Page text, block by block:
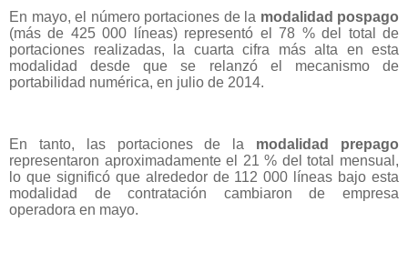
En mayo, el número portaciones de la modalidad pospago
(más de 425 000 líneas) representó el 78 % del total de
portaciones realizadas, la cuarta cifra más alta en esta
modalidad desde que se relanzó el mecanismo de
portabilidad numérica, en julio de 2014.
En tanto, las portaciones de la modalidad
prepago
representaron aproximadamente el 21 % del total mensual,
lo que significó que alrededor de 112 000 líneas bajo esta
modalidad de contratación cambiaron de empresa
operadora en mayo.